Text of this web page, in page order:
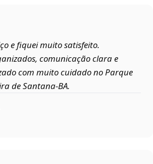
e fiquei muito satisfeito.
comunicação clara e
com muito cuidado no Parque
de Santana‑BA.